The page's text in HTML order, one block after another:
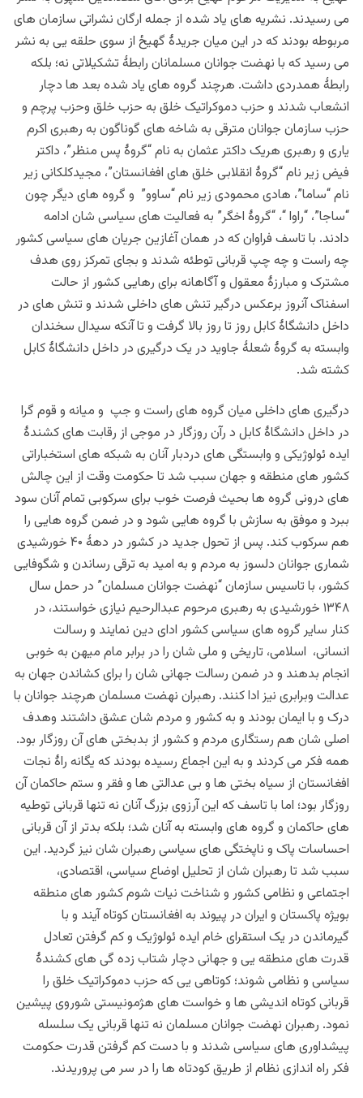
می رسیدند. نشریه های یاد شده از جمله ارگان نشراتی سازمان های
مربوطه بودند که در این میان جریدۀ گهیځ از سوی حلقه یی به نشر
می رسید که با نهضت جوانان مسلمانان رابطۀ تشکیلاتی نه؛ بلکه
رابطۀ همدردی داشت. هرچند گروه های یاد شده بعد ها دچار
انشعاب شدند و حزب دموکراتیک خلق به حزب خلق وحزب پرچم و
حزب سازمان جوانان مترقی به شاخه های گوناگون به رهبری اکرم
یاری و رهبری هریک داکتر عثمان به نام “گروۀ پس منظر”، داکتر
فیض زیر نام “گروۀ انقلابی خلق های افغانستان”، مجیدکلکانی زیر
نام “ساما”، هادی محمودی زیر نام “ساوو” و گروه های دیگر چون
“ساجا”، “راوا “، “گروۀ اخگر” به فعالیت های سیاسی شان ادامه
دادند. با تاسف فراوان که در همان آغازین جریان های سیاسی کشور
چه راست و چه چپ قربانی توطئه شدند و بجای تمرکز روی هدف
مشترک و مبارزۀ معقول و آگاهانه برای رهایی کشور از حالت
اسفناک آنروز برعکس درگیر تنش های داخلی شدند و تنش های در
داخل دانشگاۀ کابل روز تا روز بالا گرفت و تا آنکه سیدال سخندان
وابسته به گروۀ شعلۀ جاوید در یک درگیری در داخل دانشگاۀ کابل
کشته شد.
درگیری های داخلی میان گروه های راست و جپ و میانه و قوم گرا
در داخل دانشگاۀ کابل د رآن روزگار در موجی از رقابت های کشندۀ
ایده ئولوژیکی و وابستگی های دردبار آنان به شبکه های استخباراتی
کشور های منطقه و جهان سبب شد تا حکومت وقت از این چالش
های درونی گروه ها بحیث فرصت خوب برای سرکوبی تمام آنان سود
ببرد و موفق به سازش با گروه هایی شود و در ضمن گروه هایی را
هم سرکوب کند. پس از تحول جدید در کشور در دهۀ ۴۰ خورشیدی
شماری جوانان دلسوز به مردم و به امید به ترقی رساندن و شگوفایی
کشور، با تاسیس سازمان “نهضت جوانان مسلمان” در حمل سال
۱۳۴۸ خورشیدی به رهبری مرحوم عبدالرحیم نیازی خواستند، در
کنار سایر گروه های سیاسی کشور ادای دین نمایند و رسالت
انسانی، اسلامی، تاریخی و ملی شان را در برابر مام میهن به خوبی
انجام بدهند و در ضمن رسالت جهانی شان را برای کشاندن جهان به
عدالت وبرابری نیز ادا کنند. رهبران نهضت مسلمان هرچند جوانان با
درک و با ایمان بودند و به کشور و مردم شان عشق داشتند وهدف
اصلی شان هم رستگاری مردم و کشور از بدبختی های آن روزگار بود.
همه فکر می کردند و به این اجماع رسیده بودند که یگانه راۀ نجات
افغانستان از سیاه بختی ها و بی عدالتی ها و فقر و ستم حاکمان آن
روزگار بود؛ اما با تاسف که این آرزوی بزرگ آنان نه تنها قربانی توطیه
های حاکمان و گروه های وابسته به آنان شد؛ بلکه بدتر از آن قربانی
احساسات پاک و ناپختگی های سیاسی رهبران شان نیز گردید. این
سبب شد تا رهبران شان از تحلیل اوضاع سیاسی، اقتصادی،
اجتماعی و نظامی کشور و شناخت نیات شوم کشور های منطقه
بویژه پاکستان و ایران در پیوند به افغانستان کوتاه آیند و با
گیرماندن در یک استقرای خام ایده ئولوژیک و کم گرفتن تعادل
قدرت های منطقه یی و جهانی دچار شتاب زده گی های کشندۀ
سیاسی و نظامی شوند؛ کوتاهی یی که حزب دموکراتیک خلق را
قربانی کوتاه اندیشی ها و خواست های هژمونیستی شوروی پیشین
نمود. رهبران نهضت جوانان مسلمان نه تنها قربانی یک سلسله
پیشداوری های سیاسی شدند و با دست کم گرفتن قدرت حکومت
فکر راه اندازی نظام از طریق کودتاه ها را در سر می پروریدند.